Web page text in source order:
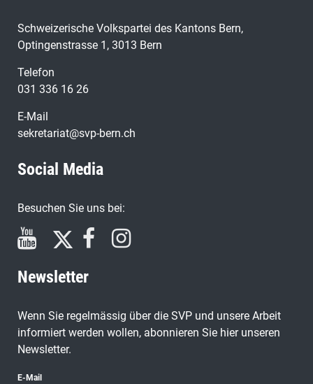
Schweizerische Volkspartei des Kantons Bern,
Optingenstrasse 1, 3013 Bern
Telefon
031 336 16 26
E-Mail
sekretariat@svp-bern.ch
Social Media
Besuchen Sie uns bei:
Newsletter
Wenn Sie regelmässig über die SVP und unsere Arbeit
informiert werden wollen, abonnieren Sie hier unseren
Newsletter.
E-Mail